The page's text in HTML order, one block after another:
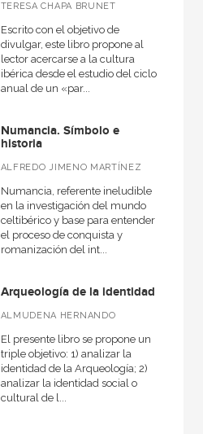
TERESA CHAPA BRUNET
Escrito con el objetivo de
divulgar, este libro propone al
lector acercarse a la cultura
ibérica desde el estudio del ciclo
anual de un «par...
Numancia. Símbolo e
historia
ALFREDO JIMENO MARTÍNEZ
Numancia, referente ineludible
en la investigación del mundo
celtibérico y base para entender
el proceso de conquista y
romanización del int...
Arqueología de la identidad
ALMUDENA HERNANDO
El presente libro se propone un
triple objetivo: 1) analizar la
identidad de la Arqueología; 2)
analizar la identidad social o
cultural de l...